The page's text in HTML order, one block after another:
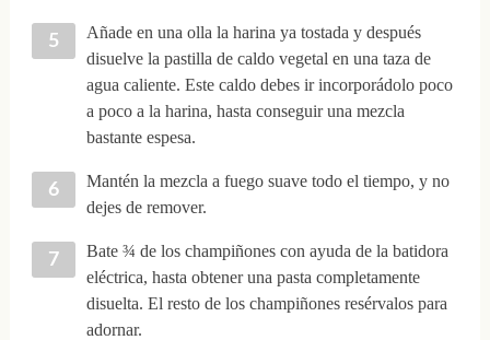
Añade en una olla la harina ya tostada y después
disuelve la pastilla de caldo vegetal en una taza de
agua caliente. Este caldo debes ir incorporádolo poco
a poco a la harina, hasta conseguir una mezcla
bastante espesa.
Mantén la mezcla a fuego suave todo el tiempo, y no
dejes de remover.
Bate ¾ de los champiñones con ayuda de la batidora
eléctrica, hasta obtener una pasta completamente
disuelta. El resto de los champiñones resérvalos para
adornar.